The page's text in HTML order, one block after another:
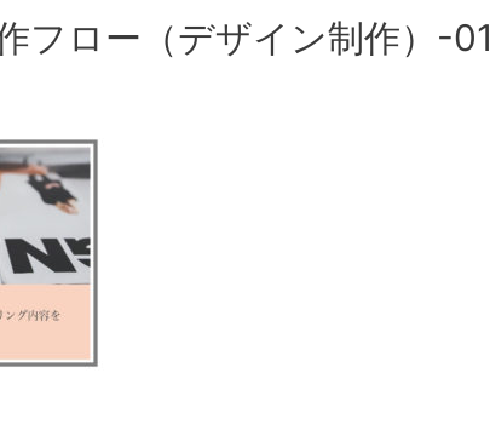
フロー（デザイン制作）-01